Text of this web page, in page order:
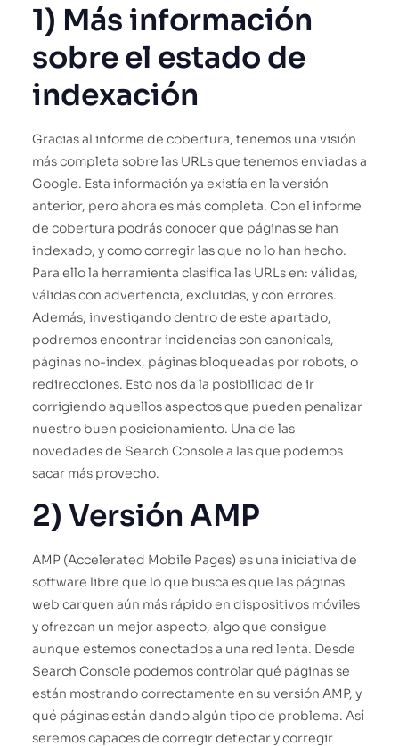
1) Más información
sobre el estado de
indexación
Gracias al informe de cobertura, tenemos una visión
más completa sobre las URLs que tenemos enviadas a
Google. Esta información ya existía en la versión
anterior, pero ahora es más completa. Con el informe
de cobertura podrás conocer que páginas se han
indexado, y como corregir las que no lo han hecho.
Para ello la herramienta clasifica las URLs en: válidas,
válidas con advertencia, excluidas, y con errores.
Además, investigando dentro de este apartado,
podremos encontrar incidencias con canonicals,
páginas no-index, páginas bloqueadas por robots, o
redirecciones. Esto nos da la posibilidad de ir
corrigiendo aquellos aspectos que pueden penalizar
nuestro buen posicionamiento. Una de las
novedades de Search Console a las que podemos
sacar más provecho.
2) Versión AMP
AMP (Accelerated Mobile Pages) es una iniciativa de
software libre que lo que busca es que las páginas
web carguen aún más rápido en dispositivos móviles
y ofrezcan un mejor aspecto, algo que consigue
aunque estemos conectados a una red lenta. Desde
Search Console podemos controlar qué páginas se
están mostrando correctamente en su versión AMP, y
qué páginas están dando algún tipo de problema. Así
seremos capaces de corregir detectar y corregir